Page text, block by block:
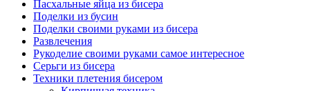
Пасхальные яйца из бисера
Поделки из бусин
Поделки своими руками из бисера
Развлечения
Рукоделие своими руками самое интересное
Серьги из бисера
Техники плетения бисером